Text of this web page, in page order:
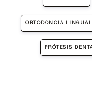
ORTODONCIA LINGUAL
PRÓTESIS